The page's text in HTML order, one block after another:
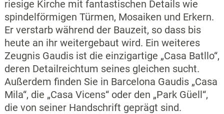
riesige Kirche mit fantastischen Details wie
spindelförmigen Türmen, Mosaiken und Erkern.
Er verstarb während der Bauzeit, so dass bis
heute an ihr weitergebaut wird. Ein weiteres
Zeugnis Gaudis ist die einzigartige „Casa Batllo“,
deren Detailreichtum seines gleichen sucht.
Außerdem finden Sie in Barcelona Gaudis „Casa
Mila“, die „Casa Vicens“ oder den „Park Güell“,
die von seiner Handschrift geprägt sind.